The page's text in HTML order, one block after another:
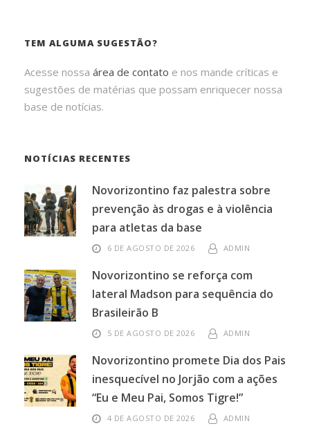
TEM ALGUMA SUGESTÃO?
Acesse nossa área de contato e nos mande críticas e
sugestões de matérias que possam enriquecer nossa
base de notícias.
NOTÍCIAS RECENTES
Novorizontino faz palestra sobre
prevenção às drogas e à violência
para atletas da base
6 DE AGOSTO DE 2026 ADMIN
Novorizontino se reforça com
lateral Madson para sequência do
Brasileirão B
5 DE AGOSTO DE 2026 ADMIN
Novorizontino promete Dia dos Pais
inesquecível no Jorjão com a ações
“Eu e Meu Pai, Somos Tigre!”
4 DE AGOSTO DE 2026 ADMIN